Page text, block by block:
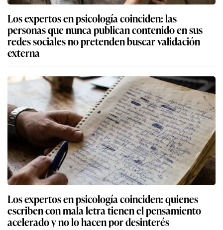
Los expertos en psicología coinciden: las
personas que nunca publican contenido en sus
redes sociales no pretenden buscar validación
externa
Los expertos en psicología coinciden: quienes
escriben con mala letra tienen el pensamiento
acelerado y no lo hacen por desinterés